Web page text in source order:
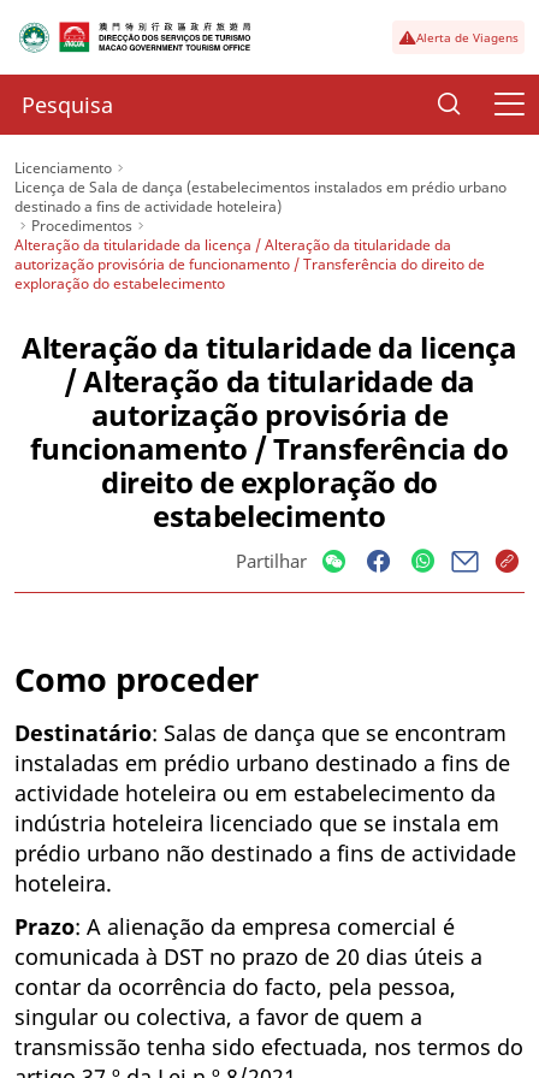
Alerta de Viagens
Licenciamento
Licença de Sala de dança (estabelecimentos instalados em prédio urbano
destinado a fins de actividade hoteleira)
Procedimentos
Alteração da titularidade da licença / Alteração da titularidade da
autorização provisória de funcionamento / Transferência do direito de
exploração do estabelecimento
Alteração da titularidade da licença
/ Alteração da titularidade da
autorização provisória de
funcionamento / Transferência do
direito de exploração do
estabelecimento
Partilhar
Como proceder
Destinatário: Salas de dança que se encontram
instaladas em prédio urbano destinado a fins de
actividade hoteleira ou em estabelecimento da
indústria hoteleira licenciado que se instala em
prédio urbano não destinado a fins de actividade
hoteleira.
Prazo: A alienação da empresa comercial é
comunicada à DST no prazo de 20 dias úteis a
contar da ocorrência do facto, pela pessoa,
singular ou colectiva, a favor de quem a
transmissão tenha sido efectuada, nos termos do